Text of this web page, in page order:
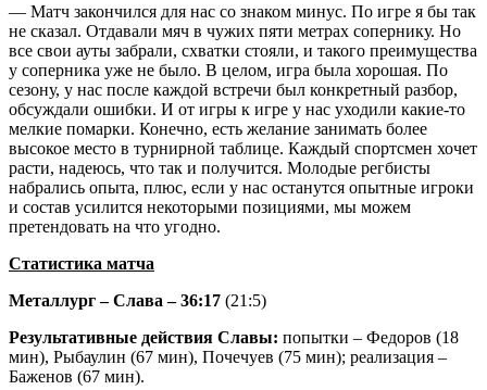
— Матч закончился для нас со знаком минус. По игре я бы так
не сказал. Отдавали мяч в чужих пяти метрах сопернику. Но
все свои ауты забрали, схватки стояли, и такого преимущества
у соперника уже не было. В целом, игра была хорошая. По
сезону, у нас после каждой встречи был конкретный разбор,
обсуждали ошибки. И от игры к игре у нас уходили какие-то
мелкие помарки. Конечно, есть желание занимать более
высокое место в турнирной таблице. Каждый спортсмен хочет
расти, надеюсь, что так и получится. Молодые регбисты
набрались опыта, плюс, если у нас останутся опытные игроки
и состав усилится некоторыми позициями, мы можем
претендовать на что угодно.
Статистика матча
Металлург – Слава – 36:17 (21:5)
Результативные действия Славы: попытки – Федоров (18
мин), Рыбаулин (67 мин), Почечуев (75 мин); реализация –
Баженов (67 мин).